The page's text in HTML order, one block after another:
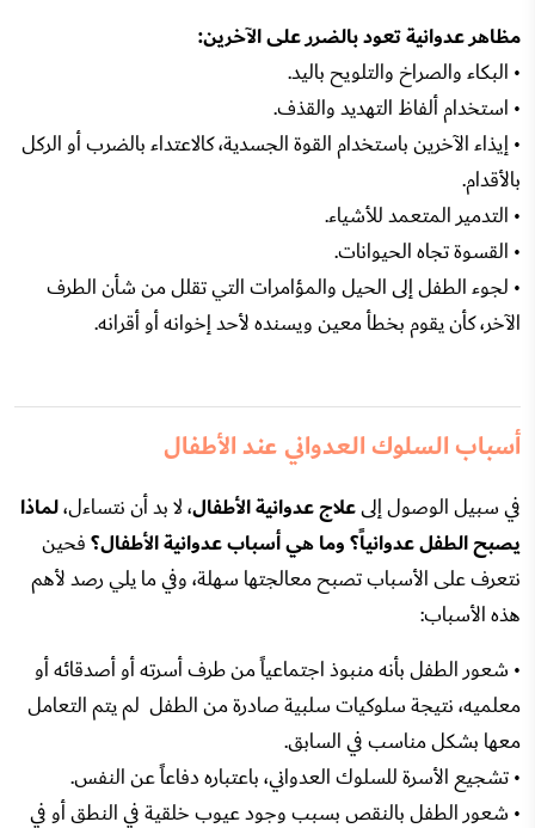
مظاهر عدوانية تعود بالضرر على الآخرين:
• البكاء والصراخ والتلويح باليد.
• استخدام ألفاظ التهديد والقذف.
• إيذاء الآخرين باستخدام القوة الجسدية، كالاعتداء بالضرب أو الركل
بالأقدام.
• التدمير المتعمد للأشياء.
• القسوة تجاه الحيوانات.
• لجوء الطفل إلى الحيل والمؤامرات التي تقلل من شأن الطرف
الآخر، كأن يقوم بخطأ معين ويسنده لأحد إخوانه أو أقرانه.
أسباب السلوك العدواني عند الأطفال
في سبيل الوصول إلىعلاج عدوانية الأطفال، لا بد أن نتساءل،لماذا
يصبح الطفل عدوانياً؟ وما هي أسباب عدوانية الأطفال؟فحين
نتعرف على الأسباب تصبح معالجتها سهلة، وفي ما يلي رصد لأهم
هذه الأسباب:
• شعور الطفل بأنه منبوذ اجتماعياً من طرف أسرته أو أصدقائه أو
معلميه، نتيجة سلوكيات سلبية صادرة من الطفل لم يتم التعامل
معها بشكل مناسب في السابق.
• تشجيع الأسرة للسلوك العدواني، باعتباره دفاعاً عن النفس.
• شعور الطفل بالنقص بسبب وجود عيوب خلقية في النطق أو في